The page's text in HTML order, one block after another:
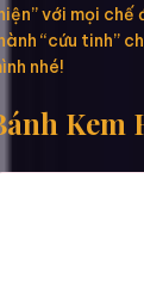
với mọi chế
“cứu tinh”
nhé!
Kem